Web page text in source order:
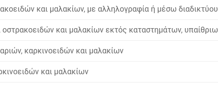
και μαλακίων, με αλληλογραφία ή μέσω διαδικτύου
οστρακοειδών και μαλακίων εκτός καταστημάτων,
καρκινοειδών και μαλακίων
και μαλακίων